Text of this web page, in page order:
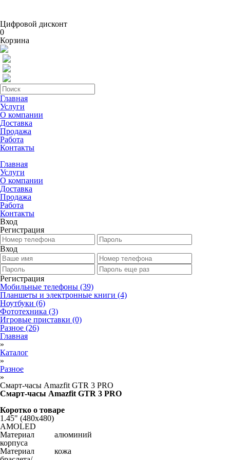
Цифровой дисконт
0
Корзина
Главная
Услуги
О компании
Доставка
Продажа
Работа
Контакты
Главная
Услуги
О компании
Доставка
Продажа
Работа
Контакты
Вход
Регистрация
Вход
Регистрация
Мобильные телефоны (39)
Планшеты и электронные книги (4)
Ноутбуки (6)
Фототехника (3)
Игровые приставки (0)
Разное (26)
Главная
»
Каталог
»
Разное
»
Смарт-часы Amazfit GTR 3 PRO
Смарт-часы Amazfit GTR 3 PRO
Коротко о товаре
1.45" (480x480)
AMOLED
Материал
корпуса
алюминий
Материал
кожа